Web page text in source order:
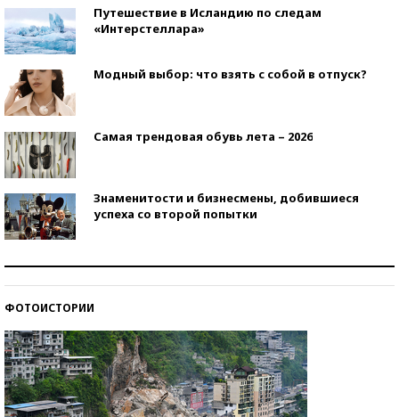
Путешествие в Исландию по следам
«Интерстеллара»
Модный выбор: что взять с собой в отпуск?
Самая трендовая обувь лета – 2026
Знаменитости и бизнесмены, добившиеся
успеха со второй попытки
ФОТОИСТОРИИ